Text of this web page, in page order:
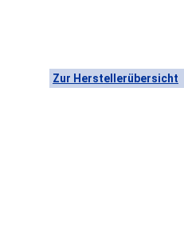
Zur Herstellerübersicht